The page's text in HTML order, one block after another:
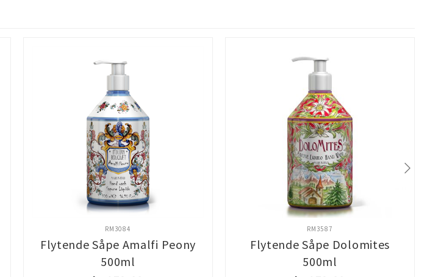
Flytende Såpe Amalfi Peony
500ml
RM3084
Flytende Såpe Dolomites
500ml
RM3587